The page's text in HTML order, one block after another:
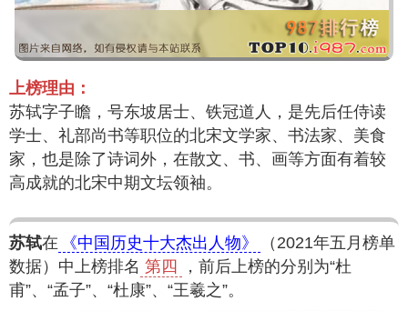
上榜理由：
苏轼字子瞻，号东坡居士、铁冠道人，是先后任侍读
学士、礼部尚书等职位的北宋文学家、书法家、美食
家，也是除了诗词外，在散文、书、画等方面有着较
高成就的北宋中期文坛领袖。
苏轼在 《中国历史十大杰出人物》
（2021年五月榜单
数据）中上榜排名 第四
，前后上榜的分别为“杜
甫”、“孟子”、“杜康”、“王羲之”。